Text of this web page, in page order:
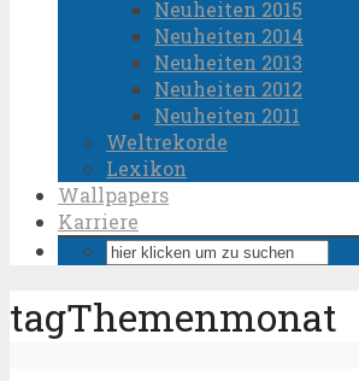
Neuheiten 2015
Neuheiten 2014
Neuheiten 2013
Neuheiten 2012
Neuheiten 2011
Weltrekorde
Lexikon
Wallpapers
Karriere
tagThemenmonat